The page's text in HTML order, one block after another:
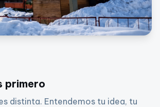
primero
distinta. Entendemos tu idea, tu